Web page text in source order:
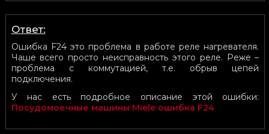
Ответ:
Ошибка F24 это проблема в работе реле нагревателя.
Чаше всего просто неисправность этого реле. Реже –
проблема с коммутацией, т.е. обрыв цепей
подключения.
У нас есть подробное описание этой ошибки:
Посудомоечные машины Miele ошибка F24